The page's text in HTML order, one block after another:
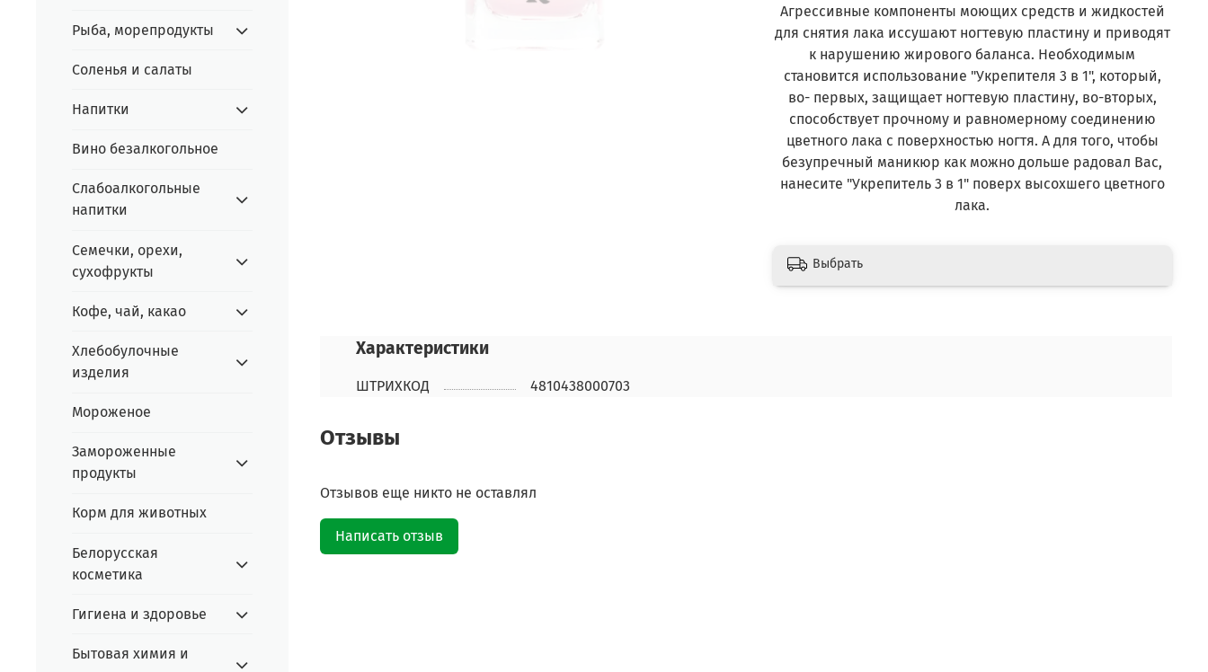
Агрессивные компоненты моющих средств и жидкостей
для снятия лака иссушают ногтевую пластину и приводят
к нарушению жирового баланса. Необходимым
становится использование "Укрепителя 3 в 1", который,
во- первых, защищает ногтевую пластину, во-вторых,
способствует прочному и равномерному соединению
цветного лака с поверхностью ногтя. А для того, чтобы
безупречный маникюр как можно дольше радовал Вас,
нанесите "Укрепитель 3 в 1" поверх высохшего цветного
лака.
Выбрать
Характеристики
ШТРИХКОД 4810438000703
Отзывы
Отзывов еще никто не оставлял
Написать отзыв
Рыба, морепродукты
Соленья и салаты
Напитки
Вино безалкогольное
Слабоалкогольные
напитки
Семечки, орехи,
сухофрукты
Кофе, чай, какао
Хлебобулочные
изделия
Мороженое
Замороженные
продукты
Корм для животных
Белорусская
косметика
Гигиена и здоровье
Бытовая химия и